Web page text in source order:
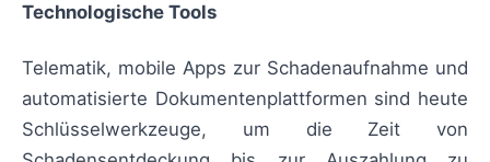
Technologische Tools
Telematik, mobile Apps zur Schadenaufnahme und
automatisierte Dokumentenplattformen sind heute
Schlüsselwerkzeuge, um die Zeit von